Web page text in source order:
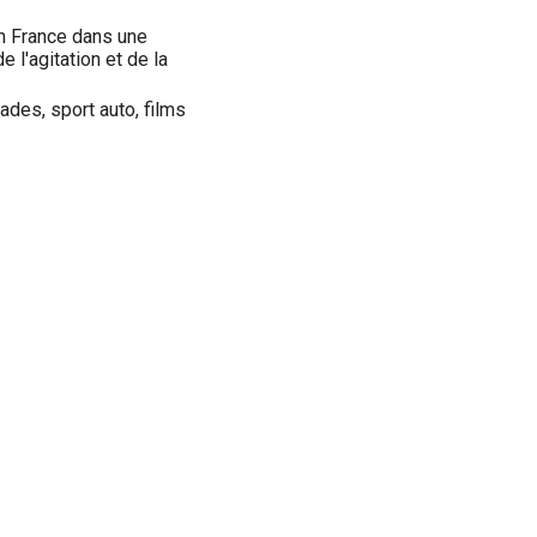
France dans une
l'agitation et de la
sport auto, films